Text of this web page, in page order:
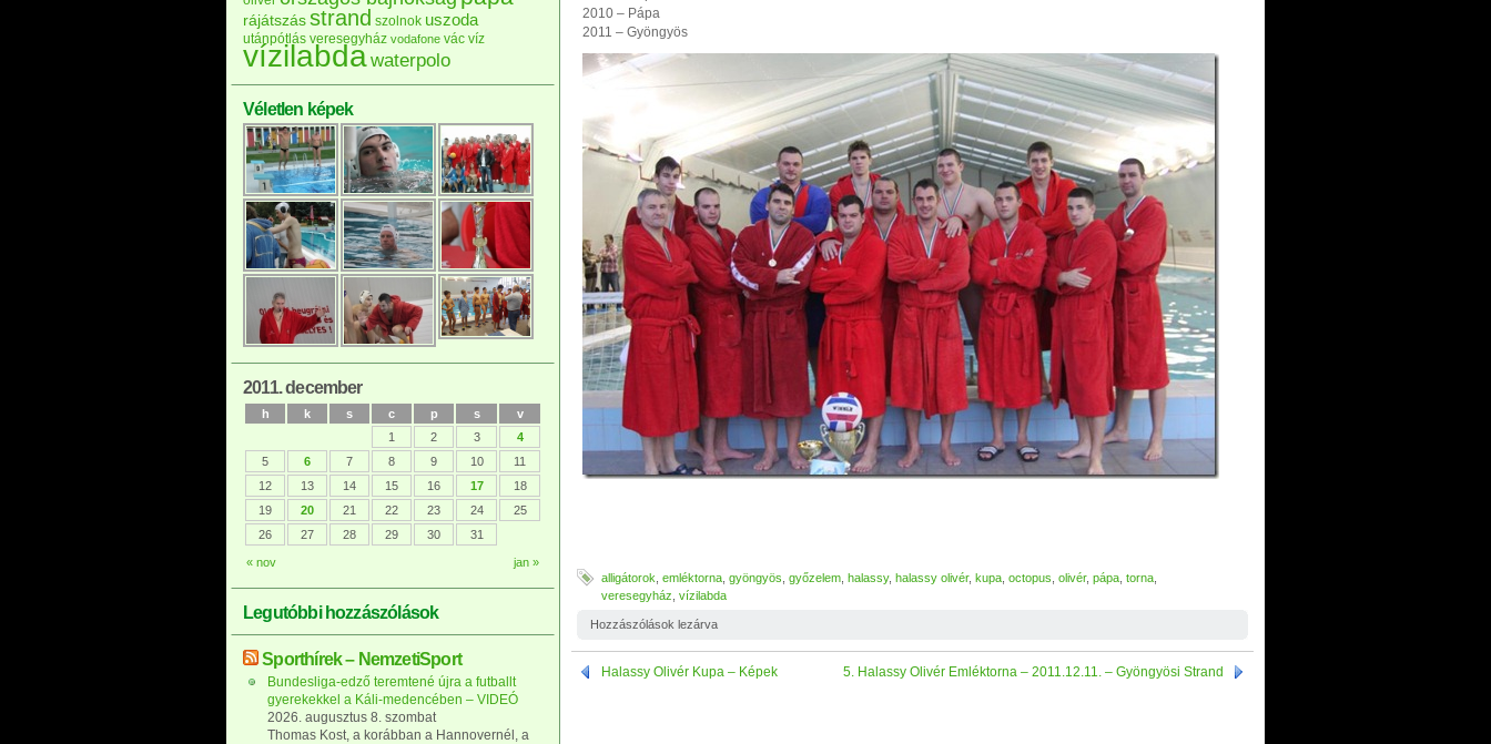
2010 – Pápa
2011 – Gyöngyös
alligátorok emléktorna gyöngyös győzelem halassy, halassy olivér, kupa octopus olivér, pápa torna
veresegyház vízilabda
Hozzászólások lezárva
Halassy Olivér Kupa – Képek 5. Halassy Olivér Emléktorna – 2011.12.11. – Gyöngyösi Strand
rájátszás strand szolnok uszoda
utánpótlás veresegyház vodafone vác víz
vízilabdawaterpolo
Véletlen képek
2011. december
h k s c p s v
« nov jan »
1 2 3
4
5
6 7 8 9 10
11
12
13 14 15 16 17
18
19
20 21 22 23 24
25
26
27 28 29 30 31
Legutóbbi hozzászólások
Sporthírek – NemzetiSport
Bundesliga-edző teremtené újra a futballt
gyerekekkel a Káli-medencében – VIDEÓ
2026. augusztus 8. szombat
Thomas Kost, a korábban a Hannovernél, a